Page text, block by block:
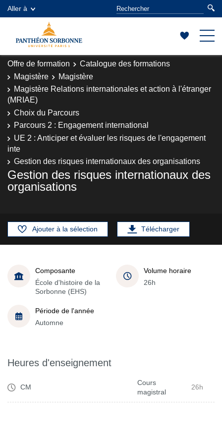
Aller à
Offre de formation
Catalogue des formations
Magistère
Magistère
Magistère Relations internationales et action à l'étranger
(MRIAE)
Choix du Parcours
Parcours 2 : Engagement international
UE 2 : Anticiper et évaluer les risques de l'engagement
inte
Gestion des risques internationaux des organisations
Gestion des risques internationaux des
organisations
Ajouter à la sélection Télécharger
Composante
École d'histoire de la
Sorbonne (EHS)
Volume horaire
26h
Période de l'année
Automne
Heures d'enseignement
CM
Cours
magistral
26h